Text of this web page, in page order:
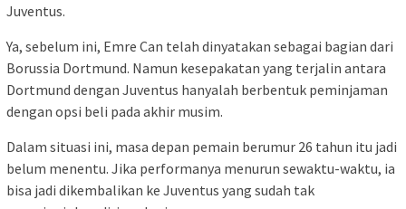
Juventus.
Ya, sebelum ini, Emre Can telah dinyatakan sebagai bagian dari
Borussia Dortmund. Namun kesepakatan yang terjalin antara
Dortmund dengan Juventus hanyalah berbentuk peminjaman
dengan opsi beli pada akhir musim.
Dalam situasi ini, masa depan pemain berumur 26 tahun itu jadi
belum menentu. Jika performanya menurun sewaktu-waktu, ia
bisa jadi dikembalikan ke Juventus yang sudah tak